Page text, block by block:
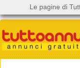
Le pagine di